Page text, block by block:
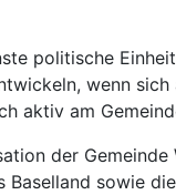
politische
wenn sich
aktiv am
der
Baselland sowie